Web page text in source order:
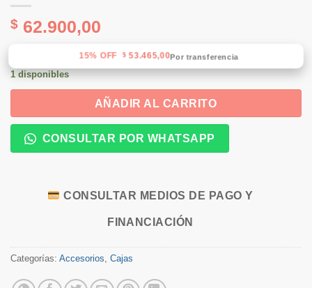
$ 62.900,00
15% OFF $ 53.465,00Por transferencia
1 disponibles
AÑADIR AL CARRITO
CONSULTAR POR WHATSAPP
CONSULTAR MEDIOS DE PAGO Y
FINANCIACIÓN
Categorías: Accesorios, Cajas